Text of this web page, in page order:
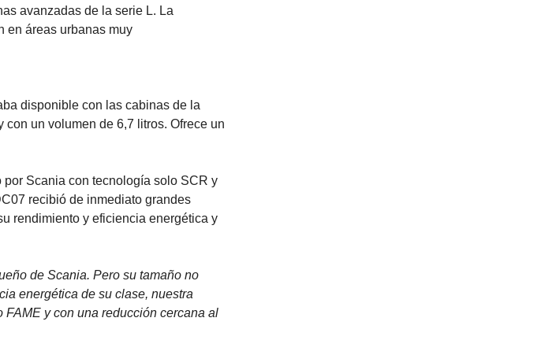
avanzadas de la serie L. La
en áreas urbanas muy
disponible con las cabinas de la
un volumen de 6,7 litros. Ofrece un
Scania con tecnología solo SCR y
recibió de inmediato grandes
rendimiento y eficiencia energética y
de Scania. Pero su tamaño no
energética de su clase, nuestra
y con una reducción cercana al